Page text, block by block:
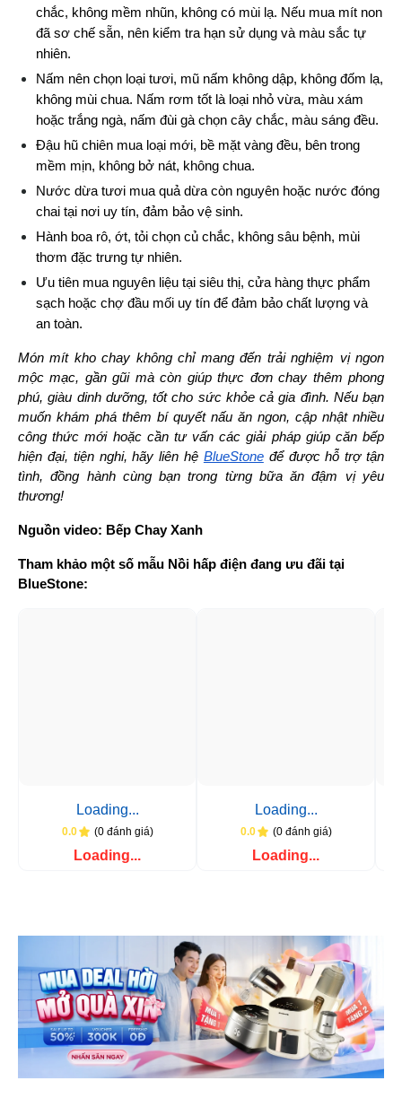
chắc, không mềm nhũn, không có mùi lạ. Nếu mua mít non
đã sơ chế sẵn, nên kiểm tra hạn sử dụng và màu sắc tự
nhiên.
Nấm nên chọn loại tươi, mũ nấm không dập, không đốm lạ,
không mùi chua. Nấm rơm tốt là loại nhỏ vừa, màu xám
hoặc trắng ngà, nấm đùi gà chọn cây chắc, màu sáng đều.
Đậu hũ chiên mua loại mới, bề mặt vàng đều, bên trong
mềm mịn, không bở nát, không chua.
Nước dừa tươi mua quả dừa còn nguyên hoặc nước đóng
chai tại nơi uy tín, đảm bảo vệ sinh.
Hành boa rô, ớt, tỏi chọn củ chắc, không sâu bệnh, mùi
thơm đặc trưng tự nhiên.
Ưu tiên mua nguyên liệu tại siêu thị, cửa hàng thực phẩm
sạch hoặc chợ đầu mối uy tín để đảm bảo chất lượng và
an toàn.
Món mít kho chay không chỉ mang đến trải nghiệm vị ngon
mộc mạc, gần gũi mà còn giúp thực đơn chay thêm phong
phú, giàu dinh dưỡng, tốt cho sức khỏe cả gia đình. Nếu bạn
muốn khám phá thêm bí quyết nấu ăn ngon, cập nhật nhiều
công thức mới hoặc cần tư vấn các giải pháp giúp căn bếp
hiện đại, tiện nghi, hãy liên hệ BlueStone để được hỗ trợ tận
tình, đồng hành cùng bạn trong từng bữa ăn đậm vị yêu
thương!
Nguồn video: Bếp Chay Xanh
Tham khảo một số mẫu Nồi hấp điện đang ưu đãi tại
BlueStone:
Loading...
0.0 (0 đánh giá)
Loading...
Loading...
0.0 (0 đánh giá)
Loading...